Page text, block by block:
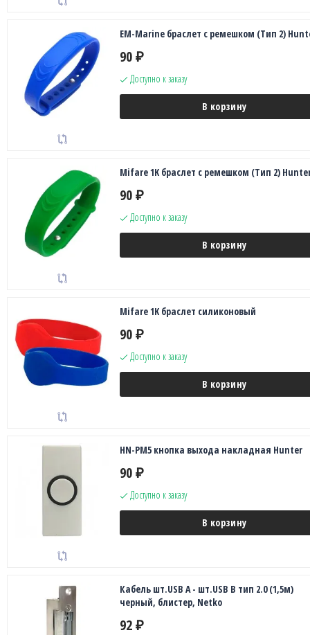
EM-Marine браслет с ремешком (Тип 2)
90 ₽
Доступно к заказу
В корзину
Mifare 1K браслет с ремешком (Тип 2)
90 ₽
Доступно к заказу
В корзину
Mifare 1K браслет силиконовый
90 ₽
Доступно к заказу
В корзину
HN-PM5 кнопка выхода накладная Hunter
90 ₽
Доступно к заказу
В корзину
Кабель шт.USB A - шт.USB В тип 2.0 (1,5м)
черный, блистер, Netko
92 ₽